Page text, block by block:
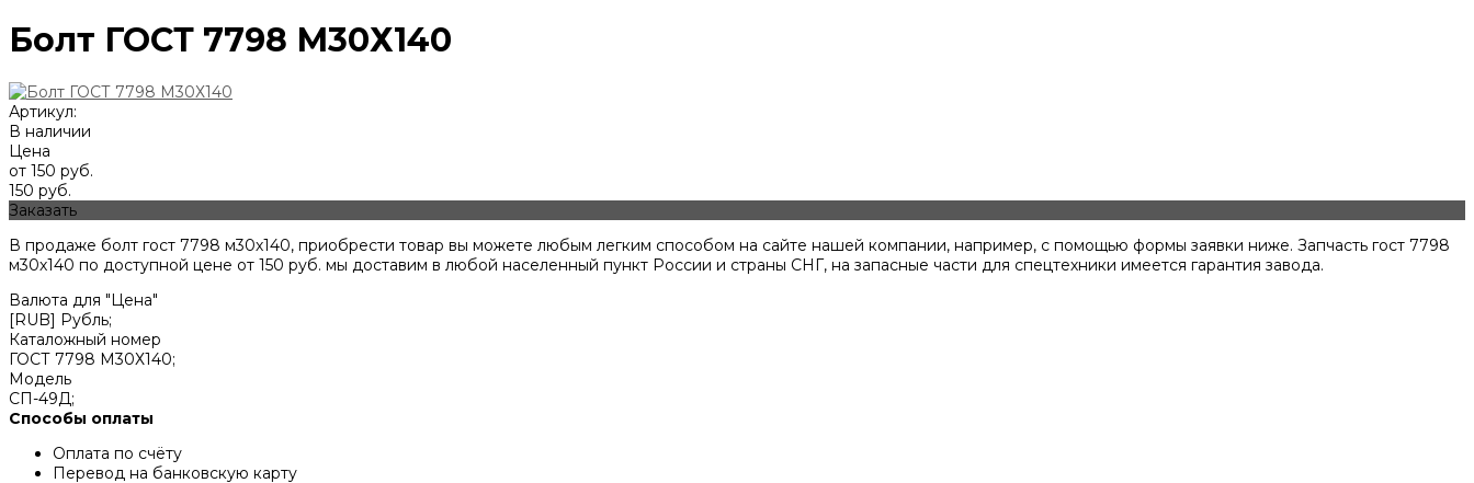
Болт ГОСТ 7798 М30Х140
Артикул:
В наличии
Цена
от 150 руб.
150 руб.
Заказать
В продаже болт гост 7798 м30х140, приобрести товар вы можете любым легким способом на сайте нашей компании, например, с помощью формы заявки ниже. Запчасть гост 7798
м30х140 по доступной цене от 150 руб. мы доставим в любой населенный пункт России и страны СНГ, на запасные части для спецтехники имеется гарантия завода.
Валюта для "Цена"
[RUB] Рубль;
Каталожный номер
ГОСТ 7798 М30Х140;
Модель
СП-49Д;
Способы оплаты
Оплата по счёту
Перевод на банковскую карту